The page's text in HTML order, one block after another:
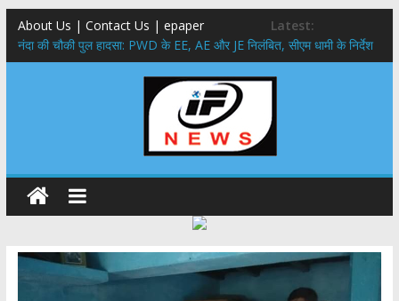
About Us | Contact Us | epaper
Latest:
नंदा की चौकी पुल हादसा: PWD के EE, AE और JE निलंबित, सीएम धामी के निर्देश
पर सख्त कार्रवाई
सरकारी नीतियों में शामिल किए जाएंगे छात्र – छात्राओं के सुझाव ,मुख्यमंत्री युवा
विद्यार्थी मंथन कार्यक्रम में शामिल हुए सीएम पुष्कर सिंह धामी
उत्तराखंड में बढ़ेंगे राजस्व के स्रोत: इको-टूरिज्म, कार्बन क्रेडिट और जड़ी-बूटी आय
मुख्यमंत्री ने उत्तराखण्ड क्षत्रिय कल्याण समिति की वेबसाइट एवं क्षत्रिय जागरण
स्मारिका का किया विमोचन
मुख्यमंत्री ने हर घर तिरंगा यात्रा कार्यक्रम में किया प्रतिभाग,मुख्यमंत्री ने
प्रदेशवासियों से स्वतंत्रता दिवस पर अपने घरों में तिरंगा फहराने का किया आवाह्न